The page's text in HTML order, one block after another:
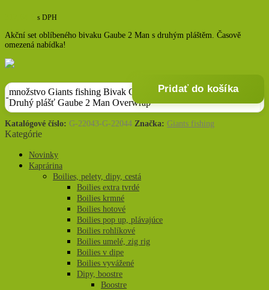
s DPH
Akční set oblíbeného bivaku Gaube 2 Man s druhým pláštěm. Časově
omezená nabídka!
množstvo Giants fishing Bivak Gaube Bivvy 2 Man +
Druhý plášť Gaube 2 Man Overwrap
Pridať do košíka
Katalógové číslo: G-22043-G-22044 Značka: Giants fishing
Kategórie
Novinky
Kaprárina
Boilies, pelety, dipy, cestá
Boilies extra tvrdé
Boilies krmné
Boilies hotové
Boilies pop up, plávajúce
Boilies rohlíkové
Boilies umelé, zig rig
Boilies v dipe
Boilies vyvážené
Dipy, boostre
Boostre